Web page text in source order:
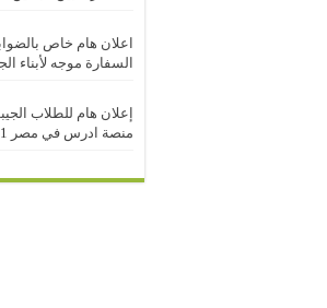
اعلان هام خاص
السفارة موجه لأبناء
إعلان هام للطلاب
منصة ادرس في مصر
21